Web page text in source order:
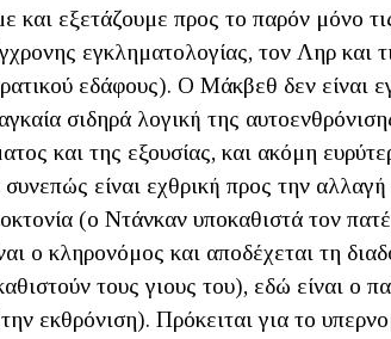
και εξετάζουμε προς το παρόν μόνο
εγκληματολογίας, τον Ληρ και
εδάφους). Ο Μάκβεθ δεν είναι
σιδηρά λογική της
και της εξουσίας, και ακόμη
συνεπώς είναι εχθρική προς την
(ο Ντάνκαν υποκαθιστά τον
ο κληρονόμος και αποδέχεται τη
τους γιους του), εδώ είναι ο
εκθρόνιση). Πρόκειται για το